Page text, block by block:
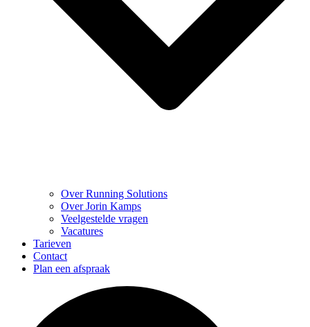
Over Running Solutions
Over Jorin Kamps
Veelgestelde vragen
Vacatures
Tarieven
Contact
Plan een afspraak